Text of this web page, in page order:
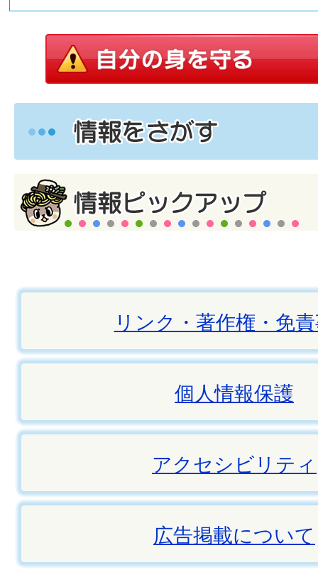
リンク・著作権・免
個人情報保護
アクセシビリティ
広告掲載について